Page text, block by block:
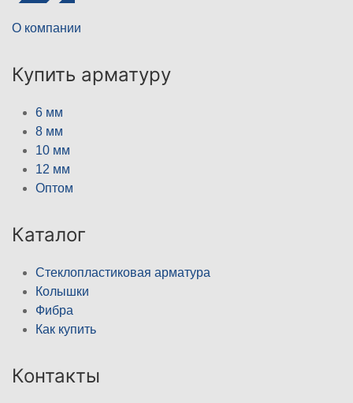
О компании
Купить арматуру
6 мм
8 мм
10 мм
12 мм
Оптом
Каталог
Стеклопластиковая арматура
Колышки
Фибра
Как купить
Контакты